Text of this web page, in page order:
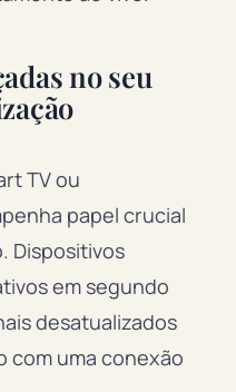
no seu
TV ou
papel crucial
Dispositivos
em segundo
desatualizados
com uma conexão